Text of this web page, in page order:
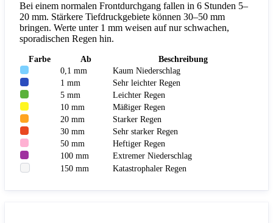
Bei einem normalen Frontdurchgang fallen in 6 Stunden 5–
20 mm. Stärkere Tiefdruckgebiete können 30–50 mm
bringen. Werte unter 1 mm weisen auf nur schwachen,
sporadischen Regen hin.
Farbe Ab
Beschreibung
0,1 mm
Kaum Niederschlag
1 mm
Sehr leichter Regen
5 mm
Leichter Regen
10 mm
Mäßiger Regen
20 mm
Starker Regen
30 mm
Sehr starker Regen
50 mm
Heftiger Regen
100 mm
Extremer Niederschlag
150 mm
Katastrophaler Regen